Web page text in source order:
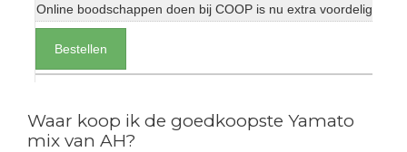
Online boodschappen doen bij COOP is nu extra voordelig
Bestellen
Waar koop ik de goedkoopste Yamato
mix van AH?